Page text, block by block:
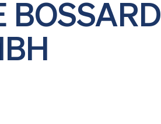
BOSSARD